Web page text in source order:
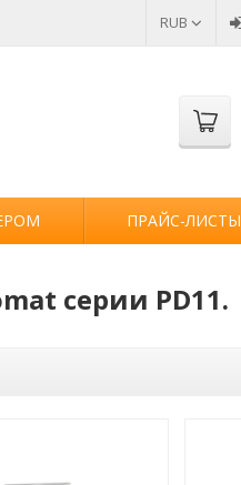
RUB
ПРАЙС-ЛИСТЫ
серии PD11.